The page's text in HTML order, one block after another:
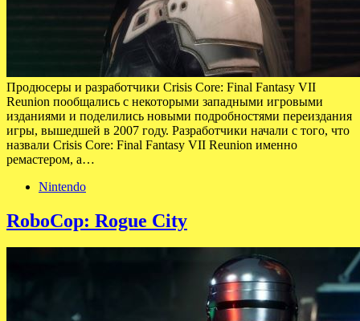
Продюсеры и разработчики Crisis Core: Final Fantasy VII
Reunion пообщались с некоторыми западными игровыми
изданиями и поделились новыми подробностями переиздания
игры, вышедшей в 2007 году. Разработчики начали с того, что
назвали Crisis Core: Final Fantasy VII Reunion именно
ремастером, а…
Nintendo
RoboCop: Rogue City